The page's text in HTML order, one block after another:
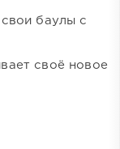
баулы с
своё новое